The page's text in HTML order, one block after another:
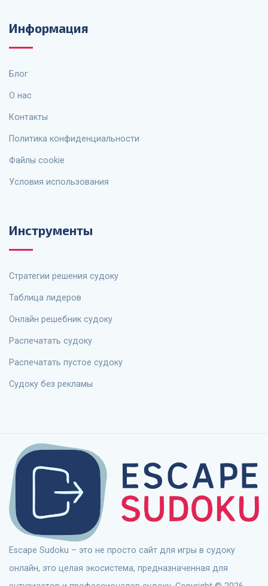
Информация
Блог
О нас
Контакты
Политика конфиденциальности
Файлы cookie
Условия использования
Инструменты
Стратегии решения судоку
Таблица лидеров
Онлайн решебник судоку
Распечатать судоку
Распечатать пустое судоку
Судоку без рекламы
Escape Sudoku – это не просто сайт для игры в судоку
онлайн, это целая экосистема, предназначенная для